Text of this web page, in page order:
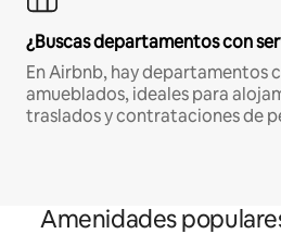
¿Buscas departamentos con
En Airbnb, hay departamentos
amueblados, ideales para
traslados y contrataciones de
Amenidades